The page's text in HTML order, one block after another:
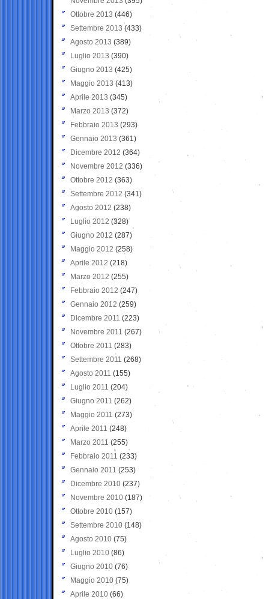
Ottobre 2013 (446)
Settembre 2013 (433)
Agosto 2013 (389)
Luglio 2013 (390)
Giugno 2013 (425)
Maggio 2013 (413)
Aprile 2013 (345)
Marzo 2013 (372)
Febbraio 2013 (293)
Gennaio 2013 (361)
Dicembre 2012 (364)
Novembre 2012 (336)
Ottobre 2012 (363)
Settembre 2012 (341)
Agosto 2012 (238)
Luglio 2012 (328)
Giugno 2012 (287)
Maggio 2012 (258)
Aprile 2012 (218)
Marzo 2012 (255)
Febbraio 2012 (247)
Gennaio 2012 (259)
Dicembre 2011 (223)
Novembre 2011 (267)
Ottobre 2011 (283)
Settembre 2011 (268)
Agosto 2011 (155)
Luglio 2011 (204)
Giugno 2011 (262)
Maggio 2011 (273)
Aprile 2011 (248)
Marzo 2011 (255)
Febbraio 2011 (233)
Gennaio 2011 (253)
Dicembre 2010 (237)
Novembre 2010 (187)
Ottobre 2010 (157)
Settembre 2010 (148)
Agosto 2010 (75)
Luglio 2010 (86)
Giugno 2010 (76)
Maggio 2010 (75)
Aprile 2010 (66)